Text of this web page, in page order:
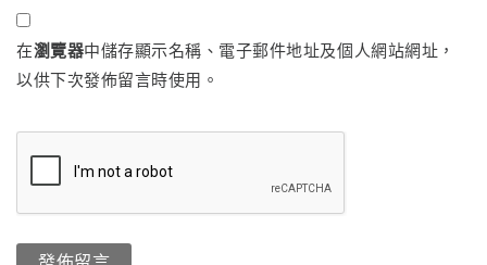
在瀏覽器中儲存顯示名稱、電子郵件地址及個人網站網址，
以供下次發佈留言時使用。